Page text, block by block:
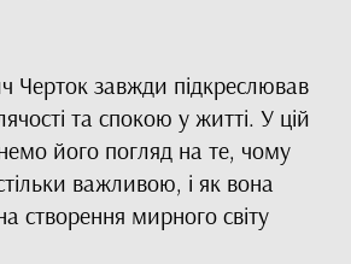
Черток завжди підкреслював
та спокою у житті. У цій
його погляд на те, чому
важливою, і як вона
створення мирного світу